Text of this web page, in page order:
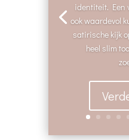
identiteit. Een
ook waardevol
satirische kijk
heel slim